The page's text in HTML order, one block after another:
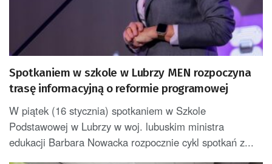
Spotkaniem w szkole w Lubrzy MEN rozpoczyna
trasę informacyjną o reformie programowej
W piątek (16 stycznia) spotkaniem w Szkole
Podstawowej w Lubrzy w woj. lubuskim ministra
edukacji Barbara Nowacka rozpocznie cykl spotkań z...